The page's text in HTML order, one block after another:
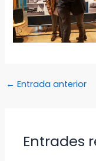
← Entrada anterior
Entrades